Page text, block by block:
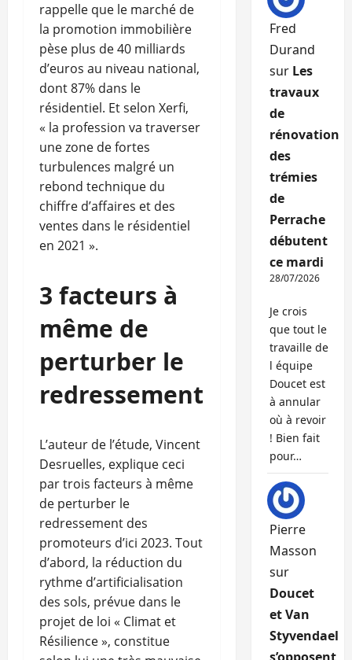
rappelle que le marché de
la promotion immobilière
pèse plus de 40 milliards
d’euros au niveau national,
dont 87% dans le
résidentiel. Et selon Xerfi,
« la profession va traverser
une zone de fortes
turbulences malgré un
rebond technique du
chiffre d’affaires et des
ventes dans le résidentiel
en 2021 ».
3 facteurs à
même de
perturber le
redressement
L’auteur de l’étude, Vincent
Desruelles, explique ceci
par trois facteurs à même
de perturber le
redressement des
promoteurs d’ici 2023. Tout
d’abord, la réduction du
rythme d’artificialisation
des sols, prévue dans le
projet de loi « Climat et
Résilience », constitue
Fred
Durand
sur Les
travaux
de
rénovation
des
trémies
de
Perrache
débutent
ce mardi
28/07/2026
Je crois
que tout le
travaille de
l équipe
Doucet est
à annular
où à revoir
! Bien fait
pour…
Pierre
Masson
sur
Doucet
et Van
Styvendael